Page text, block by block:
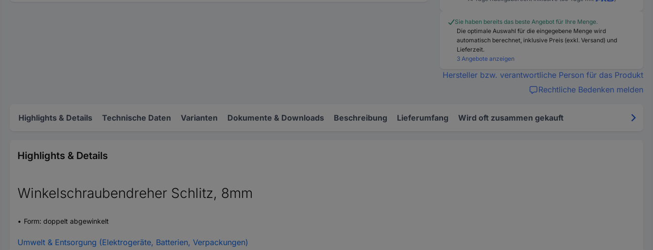
Sie haben bereits das beste Angebot für Ihre Menge.
Die optimale Auswahl für die eingegebene Menge wird
automatisch berechnet, inklusive Preis (exkl. Versand) und
Lieferzeit.
3 Angebote anzeigen
Hersteller bzw. verantwortliche Person für das Produkt
Rechtliche Bedenken melden
Highlights & Details Technische Daten Varianten Dokumente & Downloads Beschreibung Lieferumfang Wird oft zusammen gekauft
Highlights & Details
Winkelschraubendreher Schlitz, 8mm
Form: doppelt abgewinkelt
Umwelt & Entsorgung (Elektrogeräte, Batterien, Verpackungen)